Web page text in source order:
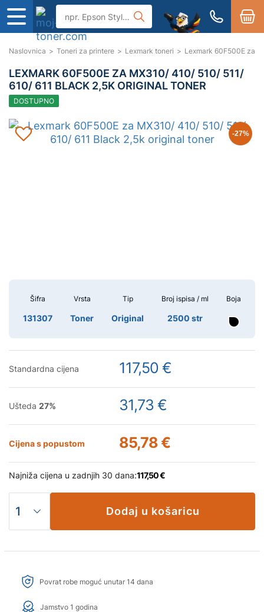
Naslovnica > Toneri za printere > Lexmark toneri > Lexmark 60F500E za
LEXMARK 60F500E ZA MX310/ 410/ 510/ 511/
610/ 611 BLACK 2,5K ORIGINAL TONER
DOSTUPNO
-27%
Šifra
131307
Vrsta
Toner
Tip
Original
Broj ispisa / ml
2500 str
Boja
Standardna cijena 117,50 €
Ušteda 27% 31,73 €
Cijena s popustom 85,78 €
Najniža cijena u zadnjih 30 dana:117,50 €
Dodaj u košaricu
Povrat robe moguć unutar 14 dana
Jamstvo 1 godina